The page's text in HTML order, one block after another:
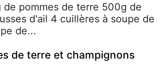
de pommes de terre 500g de
d'ail 4 cuillères à soupe de
de...
de terre et champignons